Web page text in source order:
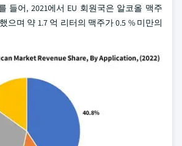
들어, 2021에서 EU 회원국은 알코올 맥주
으며 약 1.7 억 리터의 맥주가 0.5 % 미만의